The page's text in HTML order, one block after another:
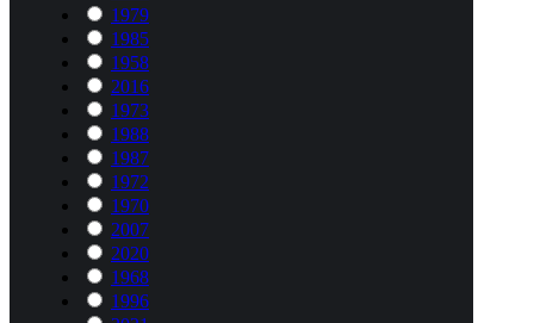
1979
1985
1958
2016
1973
1988
1987
1972
1970
2007
2020
1968
1996